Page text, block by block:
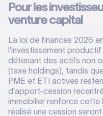
Pour les
venture capital
La loi de finances 2026
l'investissement
détenant des actifs non
(taxe holdings), tandis
PME et ETI actives
d'apport-cession
immobilier renforce cette
réalisé une cession